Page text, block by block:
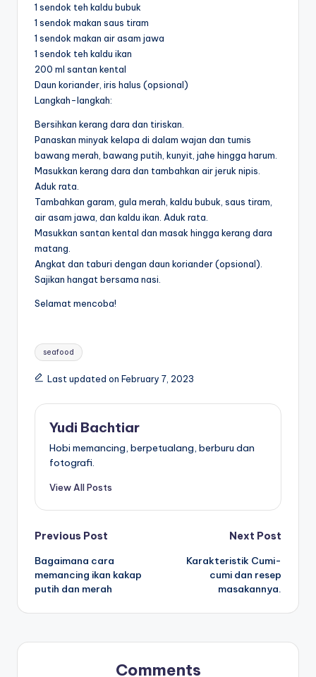
1 sendok teh kaldu bubuk
1 sendok makan saus tiram
1 sendok makan air asam jawa
1 sendok teh kaldu ikan
200 ml santan kental
Daun koriander, iris halus (opsional)
Langkah-langkah:
Bersihkan kerang dara dan tiriskan.
Panaskan minyak kelapa di dalam wajan dan tumis
bawang merah, bawang putih, kunyit, jahe hingga harum.
Masukkan kerang dara dan tambahkan air jeruk nipis.
Aduk rata.
Tambahkan garam, gula merah, kaldu bubuk, saus tiram,
air asam jawa, dan kaldu ikan. Aduk rata.
Masukkan santan kental dan masak hingga kerang dara
matang.
Angkat dan taburi dengan daun koriander (opsional).
Sajikan hangat bersama nasi.
Selamat mencoba!
Tags:
seafood
Last updated on February 7, 2023
Yudi Bachtiar
Hobi memancing, berpetualang, berburu dan
fotografi.
View All Posts
Post
navigation
Previous Post
Bagaimana cara
memancing ikan kakap
putih dan merah
Next Post
Karakteristik Cumi-
cumi dan resep
masakannya.
Comments